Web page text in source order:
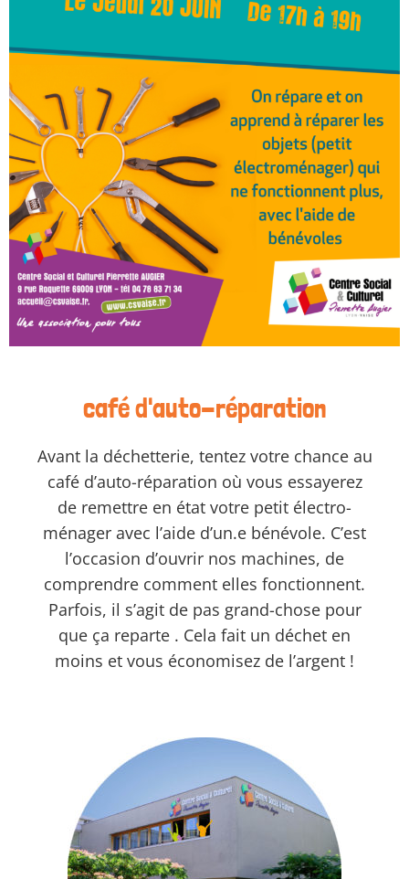
café d'auto-réparation
Avant la déchetterie, tentez votre chance au
café d’auto-réparation où vous essayerez
de remettre en état votre petit électro-
ménager avec l’aide d’un.e bénévole. C’est
l’occasion d’ouvrir nos machines, de
comprendre comment elles fonctionnent.
Parfois, il s’agit de pas grand-chose pour
que ça reparte . Cela fait un déchet en
moins et vous économisez de l’argent !